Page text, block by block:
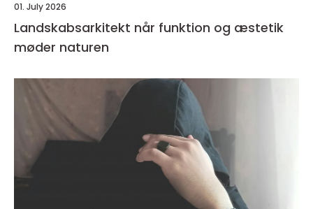
01. July 2026
Landskabsarkitekt når funktion og æstetik
møder naturen